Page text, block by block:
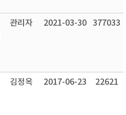
관리자 2021-03-30 377033
김정옥 2017-06-23 22621